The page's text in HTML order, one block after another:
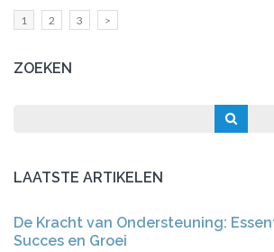
Berichten
Pagina
1 Pagina
2 Pagina
3 >
ZOEKEN
LAATSTE ARTIKELEN
De Kracht van Ondersteuning:
Succes en Groei